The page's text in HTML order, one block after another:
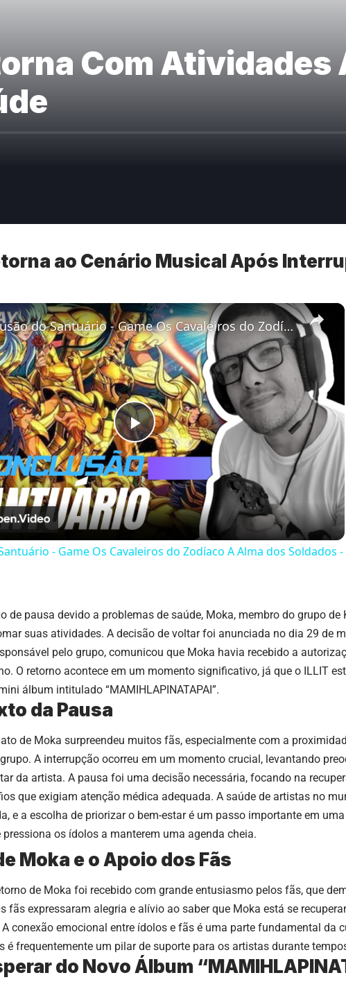
Com
ao Cenário Musical Após
×
Play
Video
Conclusão do Santuário - Game Os Cavaleiros do Zodíaco A Alma dos Soldados - Dublado PT-BR 60fps
- Game Os Cavaleiros do Zodíaco A Alma dos Soldados -
de pausa devido a problemas de saúde, Moka, membro do grupo de
suas atividades. A decisão de voltar foi anunciada no dia 29 de
pelo grupo, comunicou que Moka havia recebido a
O retorno acontece em um momento significativo, já que o ILLIT
álbum intitulado “MAMIHLAPINATAPAI”.
da Pausa
de Moka surpreendeu muitos fãs, especialmente com a
A interrupção ocorreu em um momento crucial, levantando
da artista. A pausa foi uma decisão necessária, focando na
que exigiam atenção médica adequada. A saúde de artistas no
e a escolha de priorizar o bem-estar é um passo importante em
os ídolos a manterem uma agenda cheia.
Moka e o Apoio dos Fãs
de Moka foi recebido com grande entusiasmo pelos fãs, que
fãs expressaram alegria e alívio ao saber que Moka está se
conexão emocional entre ídolos e fãs é uma parte fundamental da
é frequentemente um pilar de suporte para os artistas durante
do Novo Álbum